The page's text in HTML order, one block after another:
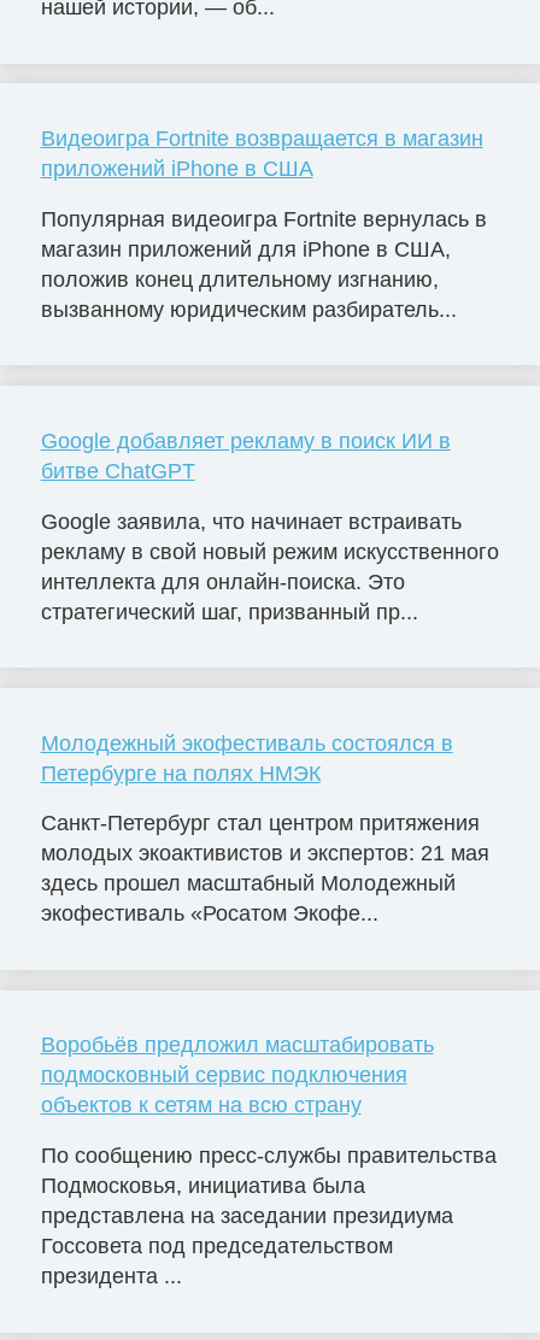
нашей истории, — об...
Видеоигра Fortnite возвращается в магазин
приложений iPhone в США
Популярная видеоигра Fortnite вернулась в
магазин приложений для iPhone в США,
положив конец длительному изгнанию,
вызванному юридическим разбиратель...
Google добавляет рекламу в поиск ИИ в
битве ChatGPT
Google заявила, что начинает встраивать
рекламу в свой новый режим искусственного
интеллекта для онлайн-поиска. Это
стратегический шаг, призванный пр...
Молодежный экофестиваль состоялся в
Петербурге на полях НМЭК
Санкт-Петербург стал центром притяжения
молодых экоактивистов и экспертов: 21 мая
здесь прошел масштабный Молодежный
экофестиваль «Росатом Экофе...
Воробьёв предложил масштабировать
подмосковный сервис подключения
объектов к сетям на всю страну
По сообщению пресс-службы правительства
Подмосковья, инициатива была
представлена на заседании президиума
Госсовета под председательством
президента ...